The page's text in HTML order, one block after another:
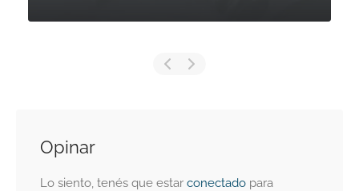
Opinar
Lo siento, tenés que estar conectado para